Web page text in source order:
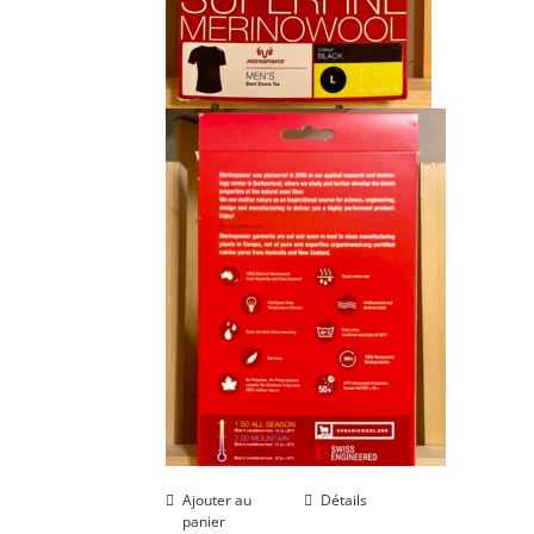
Ajouter au
panier
Détails